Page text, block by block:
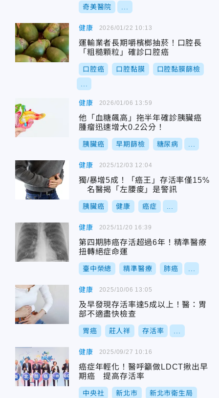
奇美醫院
健康
運輸業者長期嚼檳榔抽菸！口腔長
「粗糙顆粒」確診口腔癌
口腔癌 口腔黏膜 口腔黏膜篩檢
2026/01/22 10:13
健康
他「血糖飆高」拖半年確診胰臟癌
腫瘤迅速增大0.2公分！
胰臟癌 早期篩檢 糖尿病
2026/01/06 13:59
健康
獨/暴增5成！「癌王」存活率僅15%
名醫揭「左腰痠」是警訊
胰臟癌 健康 癌症
2025/12/03 12:04
健康
第四期肺癌存活超過6年！精準醫療
扭轉絕症命運
臺中榮總 精準醫療 肺癌
2025/11/20 16:39
健康
及早發現存活率達5成以上！醫：胃
部不適盡快檢查
胃癌 莊人祥 存活率
2025/10/06 13:05
健康
癌症年輕化！醫呼籲做LDCT揪出早
期癌 提高存活率
中央社 新北市 新北市衛生局
2025/09/27 10:16